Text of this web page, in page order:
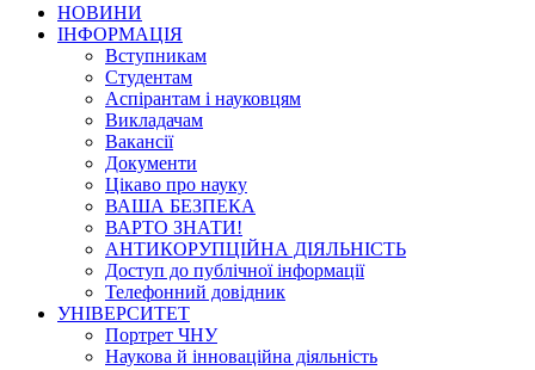
НОВИНИ
ІНФОРМАЦІЯ
Вступникам
Студентам
Аспірантам і науковцям
Викладачам
Вакансії
Документи
Цікаво про науку
ВАША БЕЗПЕКА
ВАРТО ЗНАТИ!
АНТИКОРУПЦІЙНА ДІЯЛЬНІСТЬ
Доступ до публічної інформації
Телефонний довідник
УНІВЕРСИТЕТ
Портрет ЧНУ
Наукова й інноваційна діяльність